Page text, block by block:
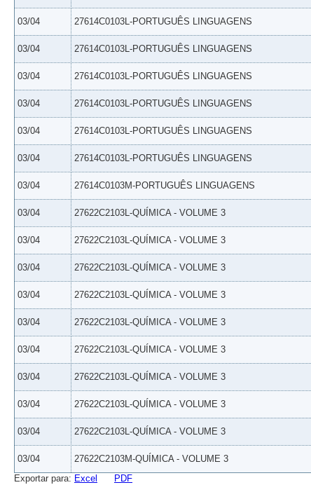
03/04 27614C0103L-PORTUGUÊS LINGUAGENS
03/04 27614C0103L-PORTUGUÊS LINGUAGENS
03/04 27614C0103L-PORTUGUÊS LINGUAGENS
03/04 27614C0103L-PORTUGUÊS LINGUAGENS
03/04 27614C0103L-PORTUGUÊS LINGUAGENS
03/04 27614C0103L-PORTUGUÊS LINGUAGENS
03/04 27614C0103M-PORTUGUÊS LINGUAGENS
03/04 27622C2103L-QUÍMICA - VOLUME 3
03/04 27622C2103L-QUÍMICA - VOLUME 3
03/04 27622C2103L-QUÍMICA - VOLUME 3
03/04 27622C2103L-QUÍMICA - VOLUME 3
03/04 27622C2103L-QUÍMICA - VOLUME 3
03/04 27622C2103L-QUÍMICA - VOLUME 3
03/04 27622C2103L-QUÍMICA - VOLUME 3
03/04 27622C2103L-QUÍMICA - VOLUME 3
03/04 27622C2103L-QUÍMICA - VOLUME 3
03/04 27622C2103M-QUÍMICA - VOLUME 3
Exportar para: Excel PDF